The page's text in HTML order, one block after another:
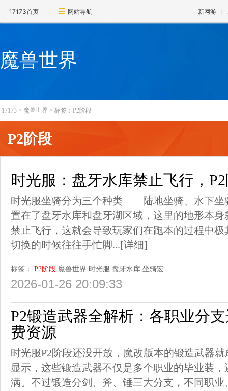
17173首页 网站导航 新网游
魔兽世界
17173 > 魔兽世界 > 标签：P2阶段
P2阶段
时光服：盘牙水库禁止飞行，
时光服坐骑分为三个种类——陆地坐骑、水下坐
置在了盘牙水库和盘牙湖区域，这里的地形本
禁止飞行，这就会导致玩家们在跑本的过程中
切换的时候往往手忙脚...[详细]
标签： P2阶段 魔兽世界 时光服 盘牙水库 坐骑宏
2026-01-26 20:09:33
P2锻造武器全解析：各职业分
费资源
时光服P2阶段还没开放，魔改版本的锻造武器
显示，这些锻造武器不仅是多个职业的毕业装
满。不过锻造分剑、斧、锤三大分支，不同职